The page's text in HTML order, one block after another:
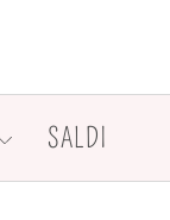
SALDI